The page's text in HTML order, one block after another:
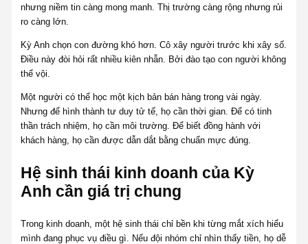
nhưng niềm tin càng mong manh. Thị trường càng rộng nhưng rủi
ro càng lớn.
Kỳ Anh chọn con đường khó hơn. Cô xây người trước khi xây số.
Điều này đòi hỏi rất nhiều kiên nhẫn. Bởi đào tạo con người không
thể vội.
Một người có thể học một kịch bản bán hàng trong vài ngày.
Nhưng để hình thành tư duy tử tế, họ cần thời gian. Để có tinh
thần trách nhiệm, họ cần môi trường. Để biết đồng hành với
khách hàng, họ cần được dẫn dắt bằng chuẩn mực đúng.
Hệ sinh thái kinh doanh của Kỳ
Anh cần giá trị chung
Trong kinh doanh, một hệ sinh thái chỉ bền khi từng mắt xích hiểu
mình đang phục vụ điều gì. Nếu đội nhóm chỉ nhìn thấy tiền, họ dễ